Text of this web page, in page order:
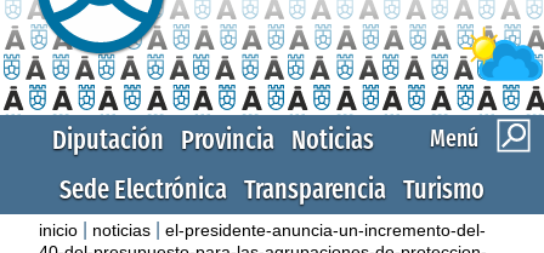
Menú
Diputación Provincia Noticias
Sede Electrónica Transparencia Turismo
inicio noticias |el-presidente-anuncia-un-incremento-del-